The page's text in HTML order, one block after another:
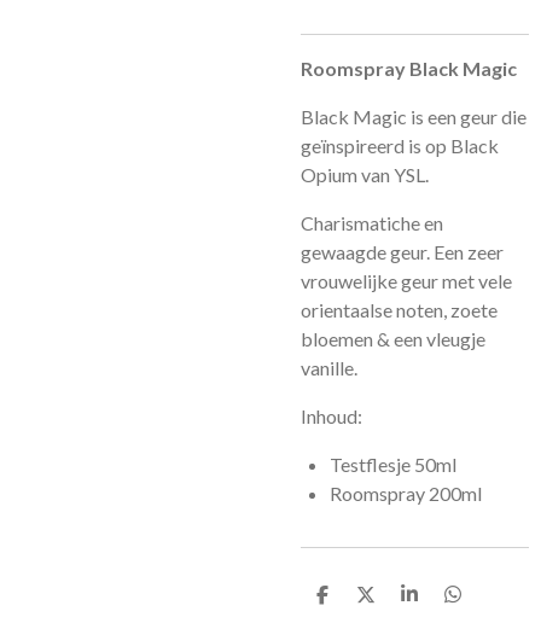
Roomspray Black Magic
Black Magic is een geur die
geïnspireerd is op Black
Opium van YSL.
Charismatiche en
gewaagde geur. Een zeer
vrouwelijke geur met vele
orientaalse noten, zoete
bloemen & een vleugje
vanille.
Inhoud:
Testflesje 50ml
Roomspray 200ml
D
D
S
D